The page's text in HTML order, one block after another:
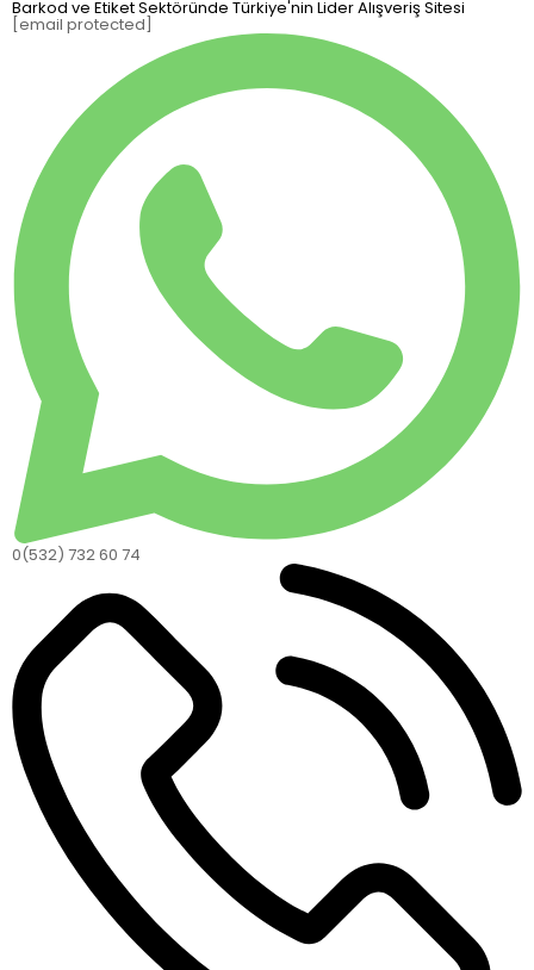
Barkod ve Etiket Sektöründe Türkiye'nin Lider Alışveriş Sitesi
[email protected]
0(532) 732 60 74